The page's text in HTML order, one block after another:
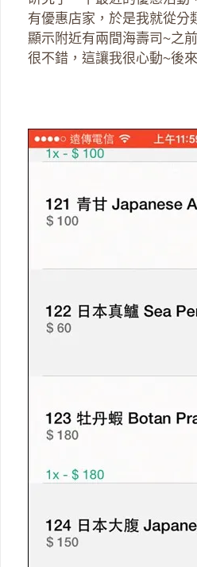
有優惠店家，於是我就從分
顯示附近有兩間海壽司~之
很不錯，這讓我很心動~後